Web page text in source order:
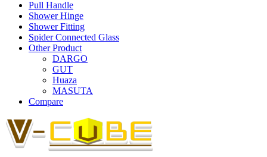
Pull Handle
Shower Hinge
Shower Fitting
Spider Connected Glass
Other Product
DARGO
GUT
Huaza
MASUTA
Compare